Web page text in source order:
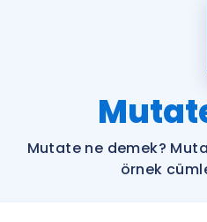
Mutate ne demek?
örnek